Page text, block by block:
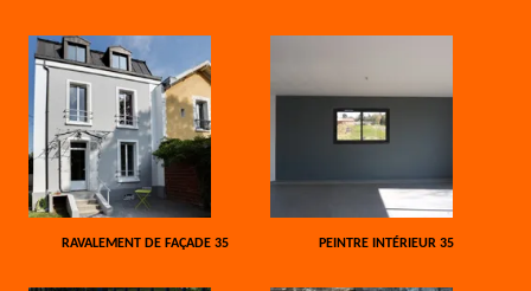
RAVALEMENT DE FAÇADE 35 PEINTRE INTÉRIEUR 35